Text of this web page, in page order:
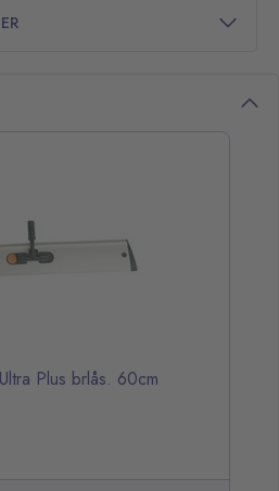
Plus brlås. 60cm